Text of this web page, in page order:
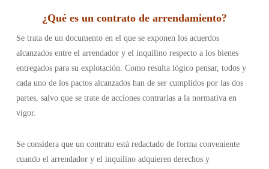
¿Qué es un contrato de arrendamiento?
Se trata de un documento en el que se exponen los acuerdos
alcanzados entre el arrendador y el inquilino respecto a los bienes
entregados para su explotación. Como resulta lógico pensar, todos y
cada uno de los pactos alcanzados han de ser cumplidos por las dos
partes, salvo que se trate de acciones contrarias a la normativa en
vigor.
Se considera que un contrato está redactado de forma conveniente
cuando el arrendador y el inquilino adquieren derechos y